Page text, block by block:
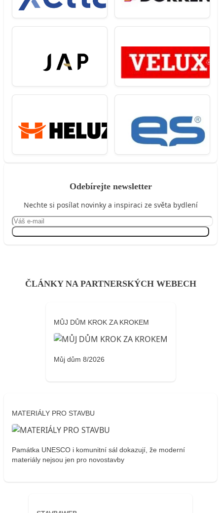
Odebírejte newsletter
Nechte si posílat novinky a inspiraci ze světa bydlení
ČLÁNKY NA PARTNERSKÝCH WEBECH
MŮJ DŮM KROK ZA KROKEM
Můj dům 8/2026
MATERIÁLY PRO STAVBU
Památka UNESCO i komunitní sál dokazují, že moderní
materiály nejsou jen pro novostavby